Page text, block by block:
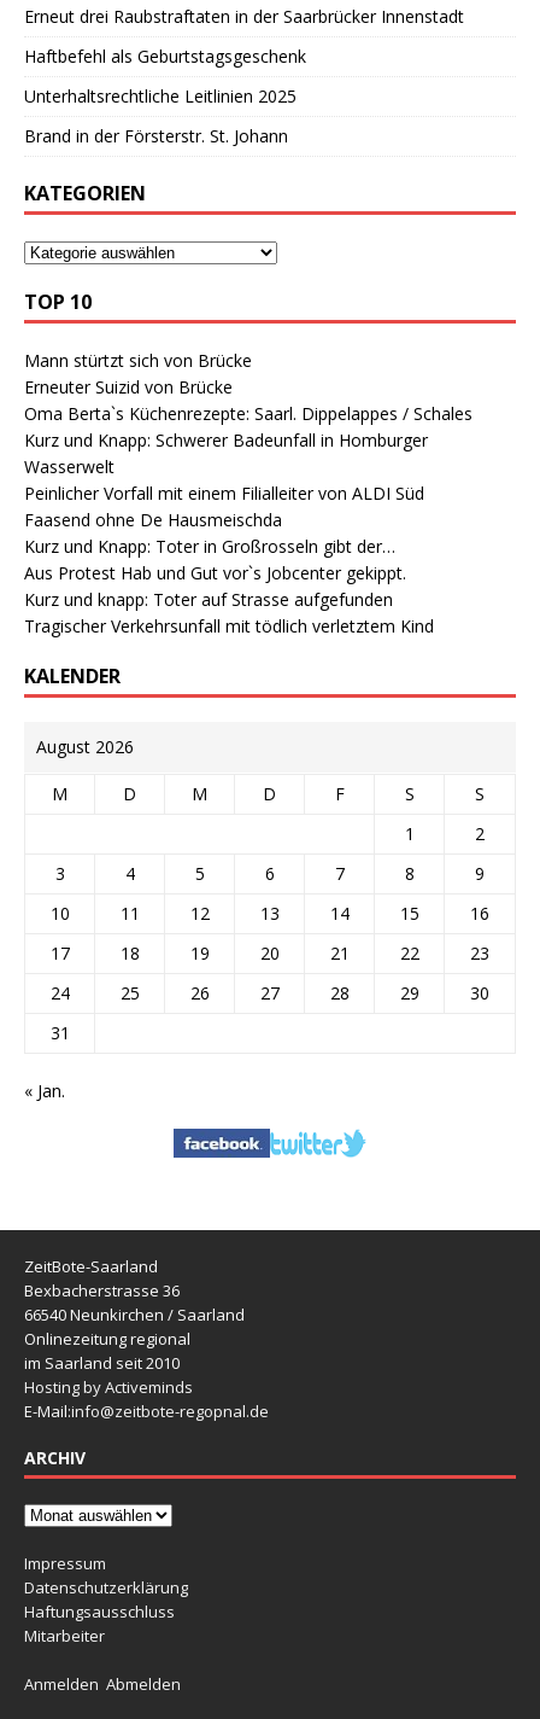
Erneut drei Raubstraftaten in der Saarbrücker Innenstadt
Haftbefehl als Geburtstagsgeschenk
Unterhaltsrechtliche Leitlinien 2025
Brand in der Försterstr. St. Johann
KATEGORIEN
TOP 10
Mann stürtzt sich von Brücke
Erneuter Suizid von Brücke
Oma Berta`s Küchenrezepte: Saarl. Dippelappes / Schales
Kurz und Knapp: Schwerer Badeunfall in Homburger
Wasserwelt
Peinlicher Vorfall mit einem Filialleiter von ALDI Süd
Faasend ohne De Hausmeischda
Kurz und Knapp: Toter in Großrosseln gibt der…
Aus Protest Hab und Gut vor`s Jobcenter gekippt.
Kurz und knapp: Toter auf Strasse aufgefunden
Tragischer Verkehrsunfall mit tödlich verletztem Kind
KALENDER
August 2026
M D M D F S
S
1
2
3
4 5 6 7 8
9
10
11 12 13 14 15
16
17
18 19 20 21 22
23
24
25 26 27 28 29
30
31
« Jan.
ZeitBote-Saarland
Bexbacherstrasse 36
66540 Neunkirchen / Saarland
Onlinezeitung regional
im Saarland seit 2010
Hosting by Activeminds
E-Mail:info@zeitbote-regopnal.de
ARCHIV
Impressum
Datenschutzerklärung
Haftungsausschluss
Mitarbeiter
Anmelden Abmelden